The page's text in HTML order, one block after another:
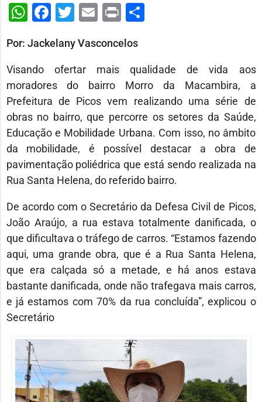
WhatsApp
Facebook
Twitter
Email
PrintShare
Por: Jackelany Vasconcelos
Visando ofertar mais qualidade de vida aos
moradores do bairro Morro da Macambira, a
Prefeitura de Picos vem realizando uma série de
obras no bairro, que percorre os setores da Saúde,
Educação e Mobilidade Urbana. Com isso, no âmbito
da mobilidade, é possível destacar a obra de
pavimentação poliédrica que está sendo realizada na
Rua Santa Helena, do referido bairro.
De acordo com o Secretário da Defesa Civil de Picos,
João Araújo, a rua estava totalmente danificada, o
que dificultava o tráfego de carros. “Estamos fazendo
aqui, uma grande obra, que é a Rua Santa Helena,
que era calçada só a metade, e há anos estava
bastante danificada, onde não trafegava mais carros,
e já estamos com 70% da rua concluída”, explicou o
Secretário